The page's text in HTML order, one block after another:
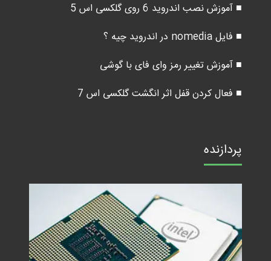
■ آموزش نصب اندروید 6 روی گلکسی اس 5
■ فایل nomedia در اندروید چیه ؟
■ آموزش تغییر رمز وای فای با گوشی
■ فعال کردن قفل اثر انگشت گلکسی اس 7
پردازنده